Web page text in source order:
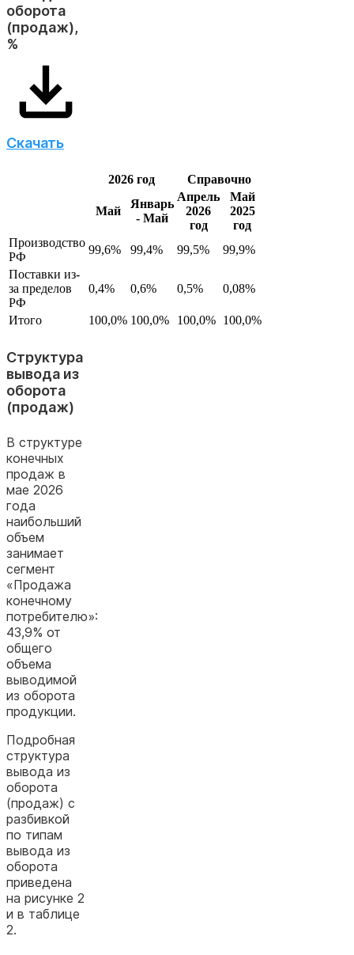
оборота
(продаж),
%
Скачать
2026 год Справочно
Май
Январь
- Май
Апрель
2026
год
Май
2025
год
Производство
РФ
99,6% 99,4% 99,5%
99,9%
Поставки из-
за пределов
РФ
0,4% 0,6% 0,5% 0,08%
Итого 100,0% 100,0% 100,0% 100,0%
Структура
вывода из
оборота
(продаж)
В структуре
конечных
продаж в
мае 2026
года
наибольший
объем
занимает
сегмент
«Продажа
конечному
потребителю»:
43,9% от
общего
объема
выводимой
из оборота
продукции.
Подробная
структура
вывода из
оборота
(продаж) с
разбивкой
по типам
вывода из
оборота
приведена
на рисунке 2
и в таблице
2.